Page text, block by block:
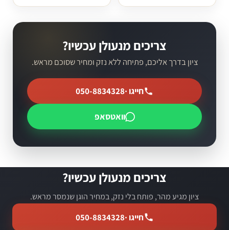
צריכים מנעולן עכשיו?
ציון בדרך אליכם, פתיחה ללא נזק ומחיר שסוכם מראש.
חייגו ·050-8834328
וואטסאפ
צריכים מנעולן עכשיו?
ציון מגיע מהר, פותח בלי נזק, במחיר הוגן שנמסר מראש.
חייגו ·050-8834328